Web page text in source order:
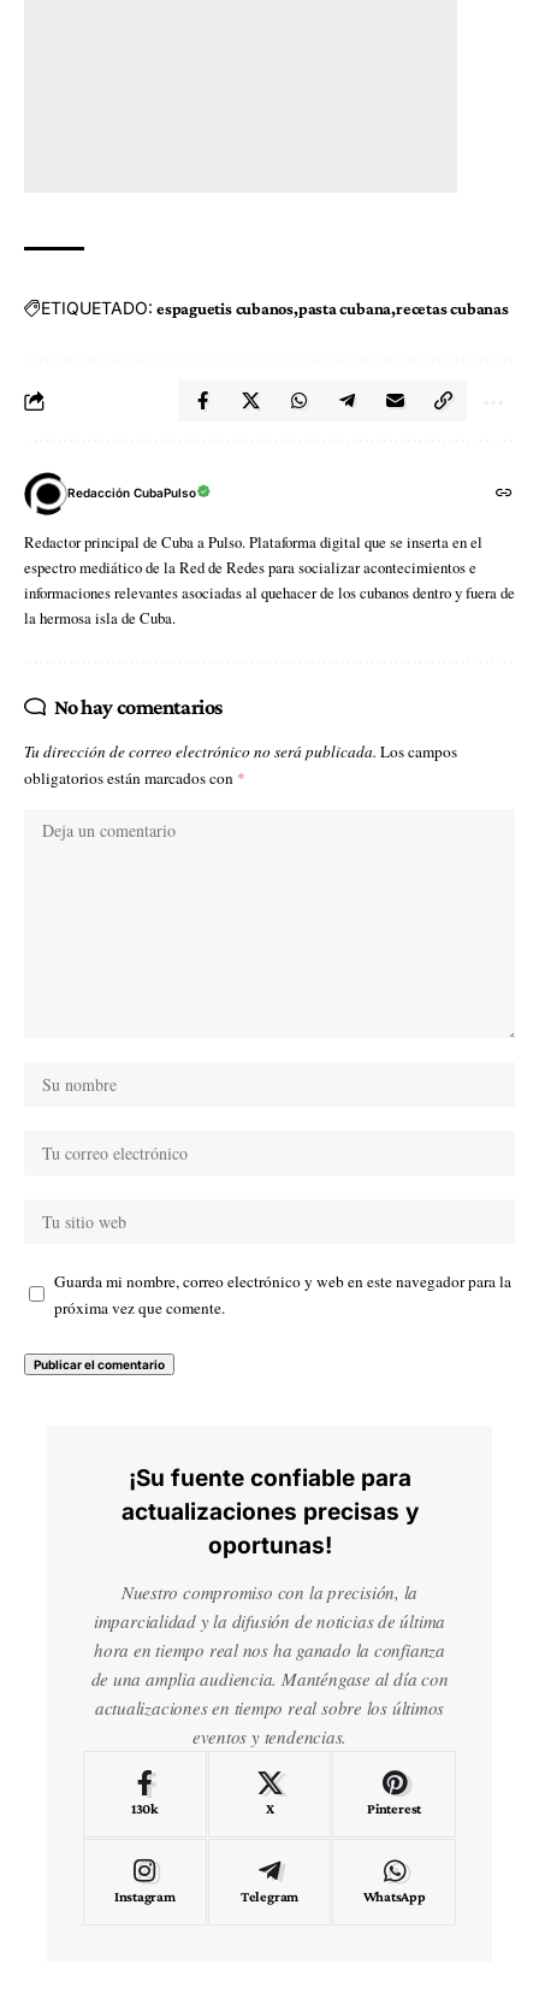
ETIQUETADO: espaguetis cubanos pasta cubana recetas cubanas
Redacción CubaPulso
Redactor principal de Cuba a Pulso. Plataforma digital que se inserta en el
espectro mediático de la Red de Redes para socializar acontecimientos e
informaciones relevantes asociadas al quehacer de los cubanos dentro y fuera de
la hermosa isla de Cuba.
No hay comentarios
Tu dirección de correo electrónico no será publicada. Los campos
obligatorios están marcados con *
Guarda mi nombre, correo electrónico y web en este navegador para la
próxima vez que comente.
¡Su fuente confiable para
actualizaciones precisas y
oportunas!
Nuestro compromiso con la precisión, la
imparcialidad y la difusión de noticias de última
hora en tiempo real nos ha ganado la confianza
de una amplia audiencia. Manténgase al día con
actualizaciones en tiempo real sobre los últimos
eventos y tendencias.
130k X Pinterest
Instagram Telegram WhatsApp